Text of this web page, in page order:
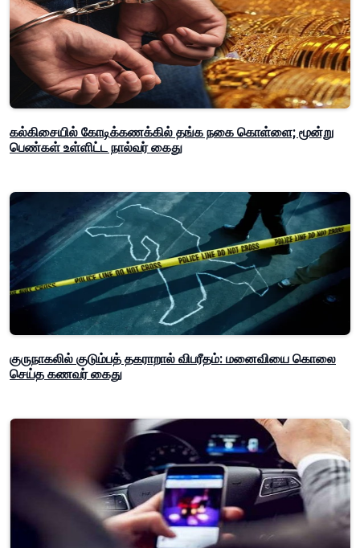
கல்கிசையில் கோடிக்கணக்கில் தங்க நகை கொள்ளை; மூன்று
பெண்கள் உள்ளிட்ட நால்வர் கைது
குருநாகலில் குடும்பத் தகராறால் விபரீதம்: மனைவியை கொலை
செய்த கணவர் கைது